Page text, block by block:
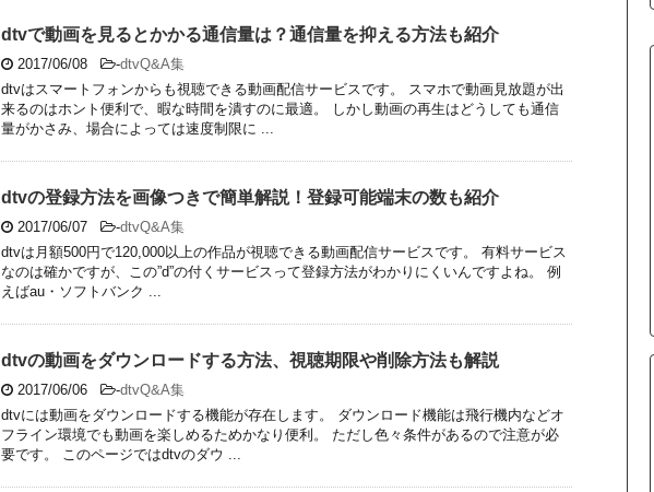
dtvで動画を見るとかかる通信量は？通信量を抑える方法も紹介
2017/06/08 -dtvQ&A集
dtvはスマートフォンからも視聴できる動画配信サービスです。 スマホで動画見放題が出
来るのはホント便利で、暇な時間を潰すのに最適。 しかし動画の再生はどうしても通信
量がかさみ、場合によっては速度制限に ...
dtvの登録方法を画像つきで簡単解説！登録可能端末の数も紹介
2017/06/07 -dtvQ&A集
dtvは月額500円で120,000以上の作品が視聴できる動画配信サービスです。 有料サービス
なのは確かですが、この”d”の付くサービスって登録方法がわかりにくいんですよね。 例
えばau・ソフトバンク ...
dtvの動画をダウンロードする方法、視聴期限や削除方法も解説
2017/06/06 -dtvQ&A集
dtvには動画をダウンロードする機能が存在します。 ダウンロード機能は飛行機内などオ
フライン環境でも動画を楽しめるためかなり便利。 ただし色々条件があるので注意が必
要です。 このページではdtvのダウ ...